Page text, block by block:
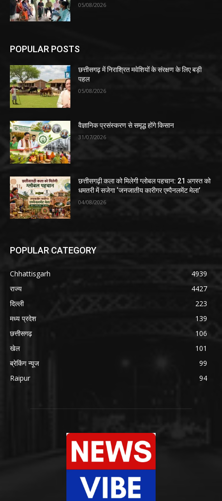
05/08/2026
POPULAR POSTS
छत्तीसगढ़ में निराश्रित मवेशियों के संरक्षण के लिए बड़ी
पहल
05/08/2026
वैज्ञानिक प्रसंस्करण से समृद्ध होंगे किसान
31/07/2026
​छत्तीसगढ़ी कला को मिलेगी ग्लोबल पहचान: 21 अगस्त को
धमतरी में सजेगा ‘जनजातीय कारीगर एम्पैनलमेंट मेला’
04/08/2026
POPULAR CATEGORY
Chhattisgarh
4939
राज्य
4427
दिल्ली
223
मध्य प्रदेश
139
छत्तीसगढ़
106
खेल
101
ब्रेकिंग न्यूज
99
Raipur
94